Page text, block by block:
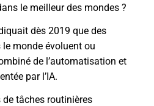
le meilleur des mondes ?
dès 2019 que des
monde évoluent ou
de l’automatisation et
par l’IA.
tâches routinières